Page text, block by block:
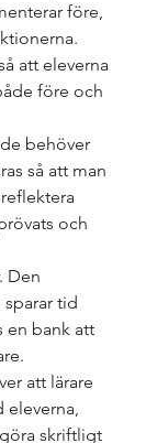
före,
att eleverna
före och
behöver
så att man
och
Den
tid
en bank att
att lärare
eleverna,
skriftligt